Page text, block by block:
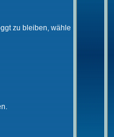
zu bleiben, wähle